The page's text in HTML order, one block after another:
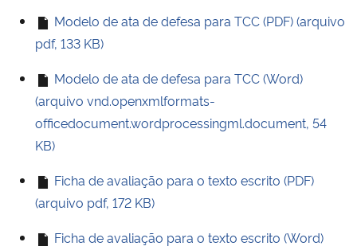
Modelo de ata de defesa para TCC (PDF) (arquivo
pdf, 133 KB)
Modelo de ata de defesa para TCC (Word)
(arquivo vnd.openxmlformats-
officedocument.wordprocessingml.document, 54
KB)
Ficha de avaliação para o texto escrito (PDF)
(arquivo pdf, 172 KB)
Ficha de avaliação para o texto escrito (Word)